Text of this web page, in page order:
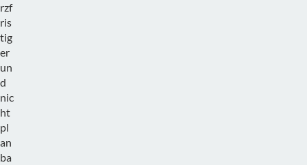
rzf
ris
tig
er
un
d
nic
ht
pl
an
ba